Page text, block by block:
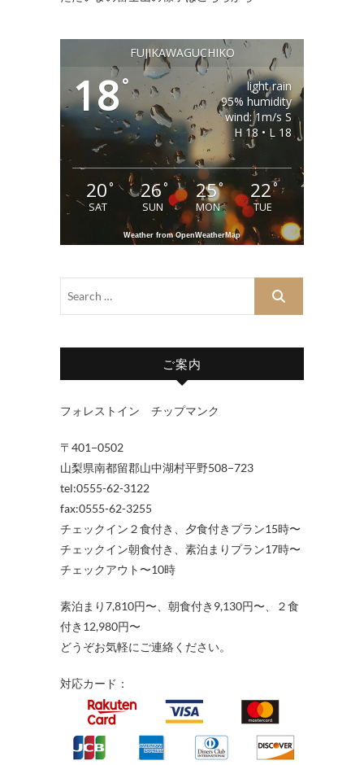
FUJIKAWAGUCHIKO
18°
light rain
95% humidity
wind: 1m/s S
H 18 • L 18
20°
SAT
26°
SUN
25°
MON
22°
TUE
Weather from OpenWeatherMap
ご案内
フォレストイン チップマンク
〒401−0502
山梨県南都留郡山中湖村平野508−723
tel:0555-62-3122
fax:0555-62-3255
チェックイン２食付き、夕食付きプラン15時〜
チェックイン朝食付き、素泊まりプラン17時〜
チェックアウト〜10時
素泊まり7,810円〜、朝食付き9,130円〜、２食
付き12,980円〜
どうぞお気軽にご連絡ください。
対応カード：